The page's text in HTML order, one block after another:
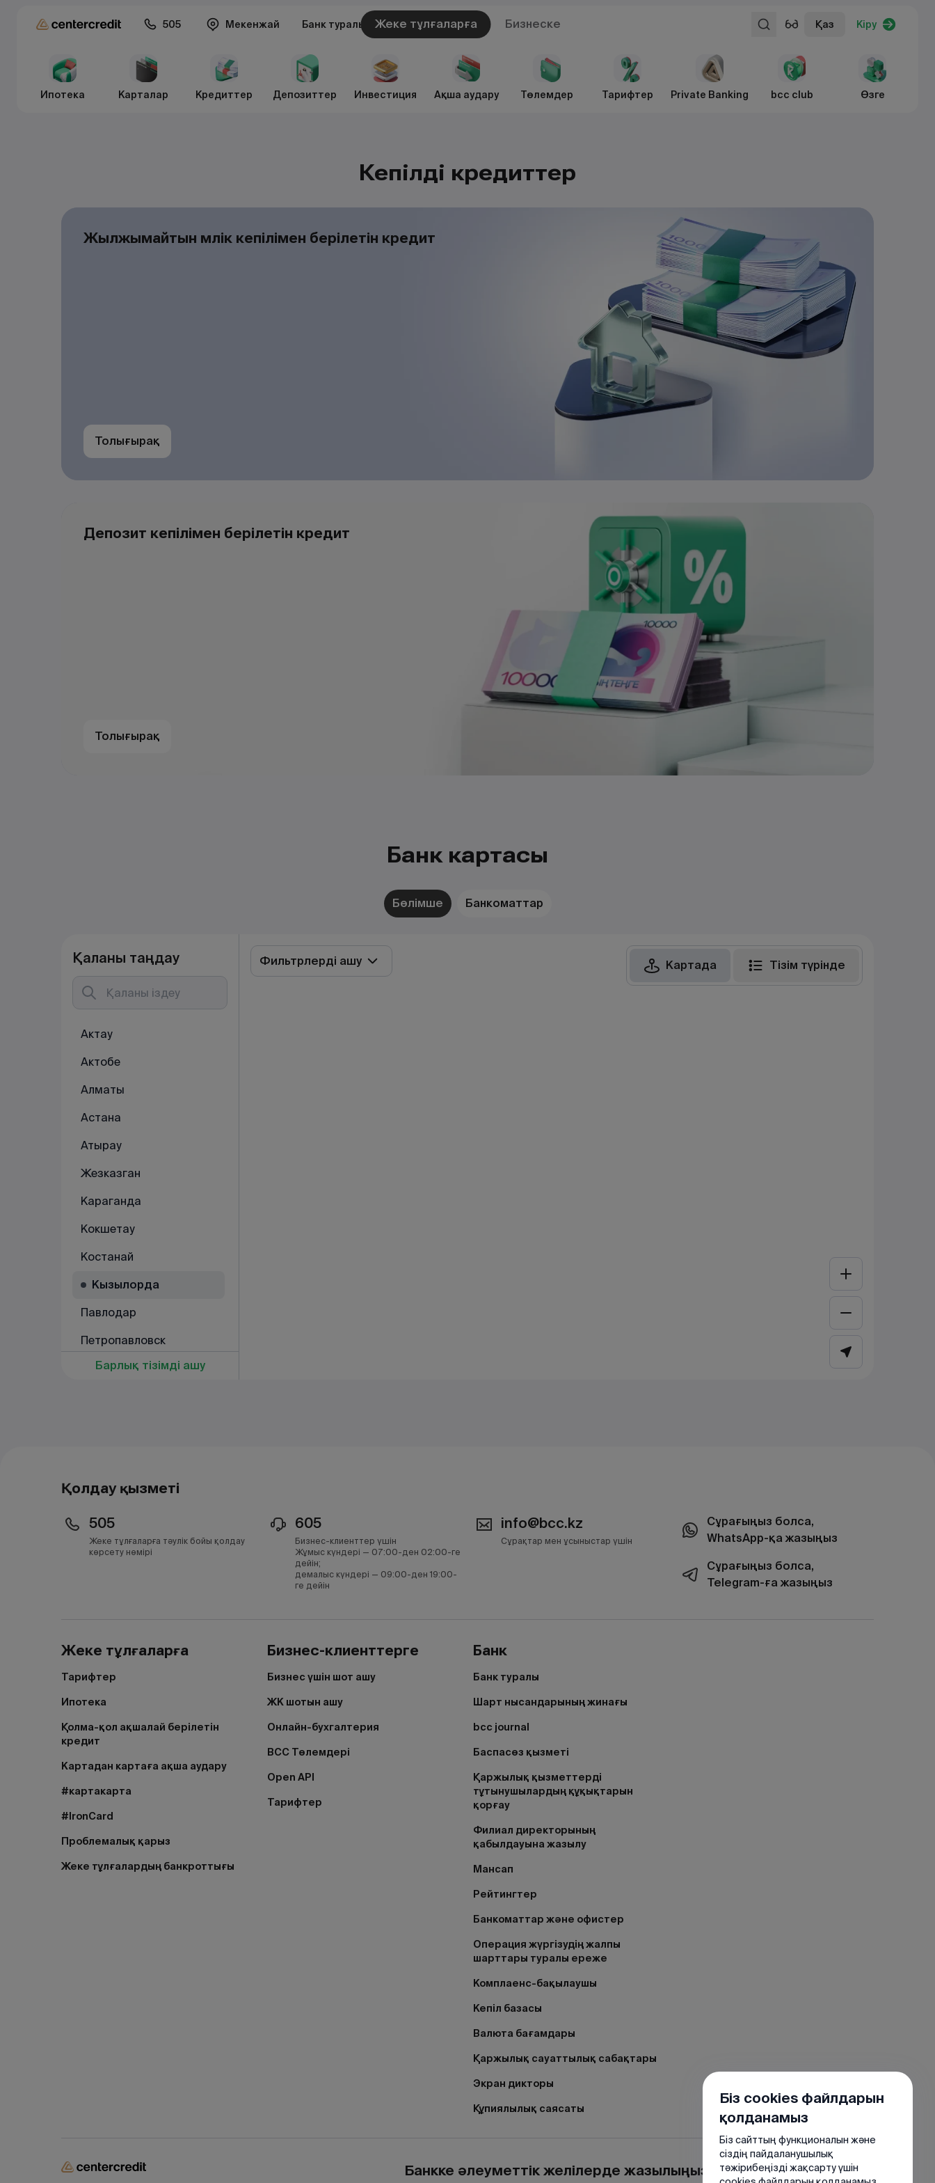
505 Мекенжай Банк туралы Жеке тұлғаларға Бизнеске Қаз Кіру
Ипотека Карталар Кредиттер Депозиттер Инвестиция Ақша аудару Төлемдер Тарифтер Private Banking bcc club Өзге
Кепілді кредиттер
Жылжымайтын мүлік кепілімен берілетін кредит
Толығырақ
Депозит кепілімен берілетін кредит
Толығырақ
Банк картасы
Бөлімше Банкоматтар
Қаланы таңдау
Актау
Актобе
Алматы
Астана
Атырау
Жезказган
Караганда
Кокшетау
Костанай
Кызылорда
Павлодар
Петропавловск
Рудный
Уральск
Экибастуз
Барлық тізімді ашу
Фильтрлерді ашу Картада Тізім түрінде
Қолдау қызметі
505
Жеке тұлғаларға тәулік бойы қолдау
көрсету нөмірі
605
Бизнес-клиенттер үшін
Жұмыс күндері — 07:00-ден 02:00-ге
дейін;
демалыс күндері — 09:00-ден 19:00-
ге дейін
info@bcc.kz
Сұрақтар мен ұсыныстар үшін
Сұрағыңыз болса,
WhatsApp-қа жазыңыз
Сұрағыңыз болса,
Telegram-ға жазыңыз
Жеке тұлғаларға
Тарифтер
Ипотека
Қолма-қол ақшалай берілетін
кредит
Картадан картаға ақша аудару
#картакарта
#IronCard
Проблемалық қарыз
Жеке тұлғалардың банкроттығы
Бизнес-клиенттерге
Бизнес үшін шот ашу
ЖК шотын ашу
Онлайн-бухгалтерия
BCC Төлемдері
Open API
Тарифтер
Банк
Банк туралы
Шарт нысандарының жинағы
bcc journal
Баспасөз қызметі
Қаржылық қызметтерді
тұтынушылардың құқықтарын
қорғау
Филиал директорының
қабылдауына жазылу
Мансап
Рейтингтер
Банкоматтар және офистер
Операция жүргізудің жалпы
шарттары туралы ереже
Комплаенс-бақылаушы
Кепіл базасы
Валюта бағамдары
Қаржылық сауаттылық сабақтары
Экран дикторы
Құпиялылық саясаты
Банкке әлеуметтік желілерде жазылыңыз
Біз cookies файлдарын
қолданамыз
Біз сайттың функционалын және
сіздің пайдаланушылық
тәжірибеңізді жақсарту үшін